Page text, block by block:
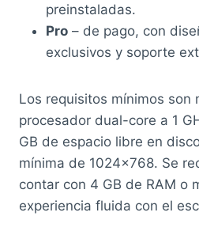
preinstaladas.
Pro – de pago, con
exclusivos y soporte
Los requisitos mínimos son
procesador dual-core a 1
GB de espacio libre en
mínima de 1024×768. Se
contar con 4 GB de RAM o
experiencia fluida con el